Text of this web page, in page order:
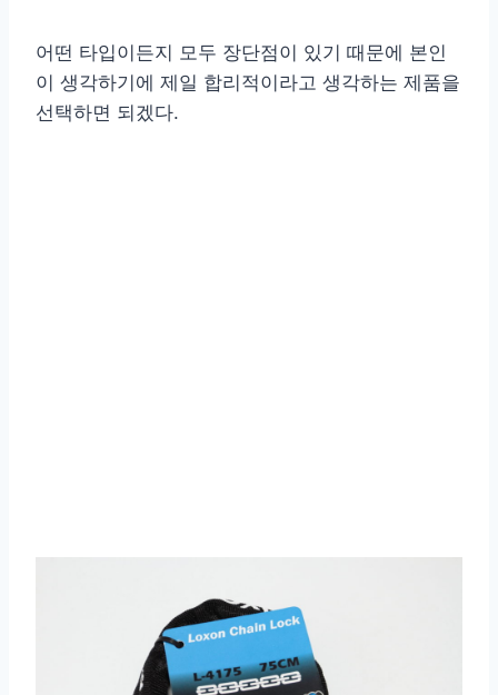
어떤 타입이든지 모두 장단점이 있기 때문에 본인
이 생각하기에 제일 합리적이라고 생각하는 제품을
선택하면 되겠다.